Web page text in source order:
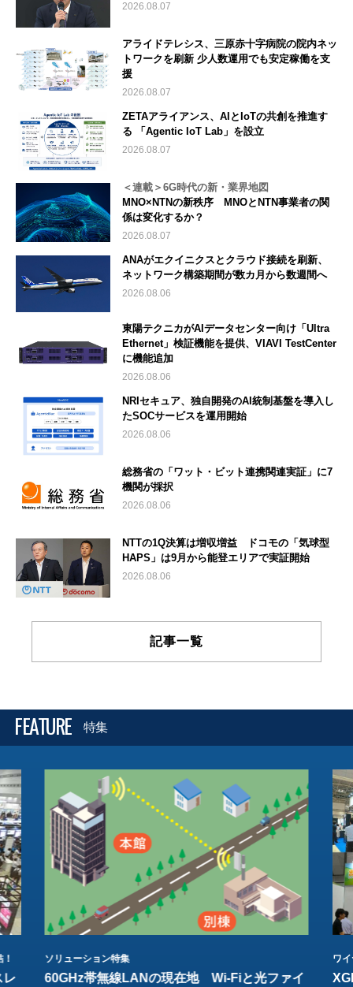
2026.08.07
アライドテレシス、三原赤十字病院の院内ネッ
トワークを刷新 少人数運用でも安定稼働を支
援
2026.08.07
ZETAアライアンス、AIとIoTの共創を推進す
る 「Agentic IoT Lab」を設立
2026.08.07
＜連載＞6G時代の新・業界地図
MNO×NTNの新秩序 MNOとNTN事業者の関
係は変化するか？
2026.08.07
ANAがエクイニクスとクラウド接続を刷新、
ネットワーク構築期間が数カ月から数週間へ
2026.08.06
東陽テクニカがAIデータセンター向け「Ultra
Ethernet」検証機能を提供、VIAVI TestCenter
に機能追加
2026.08.06
NRIセキュア、独自開発のAI統制基盤を導入し
たSOCサービスを運用開始
2026.08.06
総務省の「ワット・ビット連携関連実証」に7
機関が採択
2026.08.06
NTTの1Q決算は増収増益 ドコモの「気球型
HAPS」は9月から能登エリアで実証開始
2026.08.06
記事一覧
FEATURE 特集
レ
ソリューション特集
60GHz帯無線LANの現在地 Wi-Fiと光ファイ
ワ